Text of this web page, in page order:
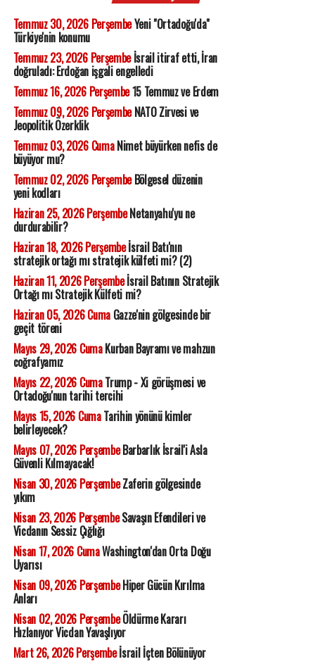
Temmuz 30, 2026 PerşembeYeni "Ortadoğu'da"
Türkiye'nin konumu
Temmuz 23, 2026 Perşembeİsrail itiraf etti, İran
doğruladı: Erdoğan işgali engelledi
Temmuz 16, 2026 Perşembe15 Temmuz ve Erdem
Temmuz 09, 2026 PerşembeNATO Zirvesi ve
Jeopolitik Özerklik
Temmuz 03, 2026 CumaNimet büyürken nefis de
büyüyor mu?
Temmuz 02, 2026 PerşembeBölgesel düzenin
yeni kodları
Haziran 25, 2026 PerşembeNetanyahu'yu ne
durdurabilir?
Haziran 18, 2026 Perşembeİsrail Batı'nın
stratejik ortağı mı stratejik külfeti mi? (2)
Haziran 11, 2026 Perşembeİsrail Batının Stratejik
Ortağı mı Stratejik Külfeti mi?
Haziran 05, 2026 CumaGazze'nin gölgesinde bir
geçit töreni
Mayıs 29, 2026 CumaKurban Bayramı ve mahzun
coğrafyamız
Mayıs 22, 2026 CumaTrump - Xi görüşmesi ve
Ortadoğu'nun tarihi tercihi
Mayıs 15, 2026 CumaTarihin yönünü kimler
belirleyecek?
Mayıs 07, 2026 PerşembeBarbarlık İsrail'i Asla
Güvenli Kılmayacak!
Nisan 30, 2026 PerşembeZaferin gölgesinde
yıkım
Nisan 23, 2026 PerşembeSavaşın Efendileri ve
Vicdanın Sessiz Çığlığı
Nisan 17, 2026 CumaWashington'dan Orta Doğu
Uyarısı
Nisan 09, 2026 PerşembeHiper Gücün Kırılma
Anları
Nisan 02, 2026 PerşembeÖldürme Kararı
Hızlanıyor Vicdan Yavaşlıyor
Mart 26, 2026 Perşembeİsrail İçten Bölünüyor